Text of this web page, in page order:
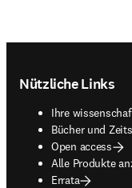
Nützliche Links
Ihre
Bücher und
opens in new
Open access
Alle Produkte
Errata